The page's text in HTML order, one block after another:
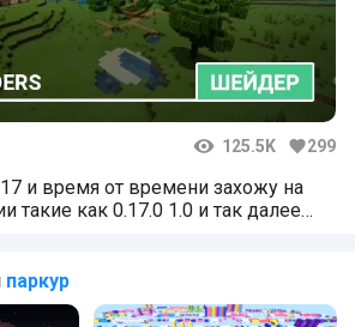
125.5K 299
и время от времени захожу на
такие как 0.17.0 1.0 и так далее
паркур